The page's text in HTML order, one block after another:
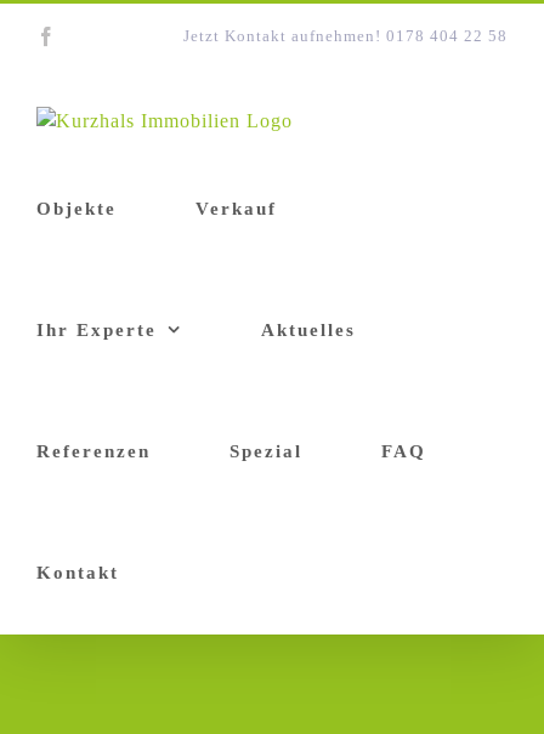
Inhalt
Jetzt Kontakt aufnehmen! 0178 404 22 58
Objekte Verkauf
Ihr Experte Aktuelles
Referenzen Spezial FAQ
Kontakt